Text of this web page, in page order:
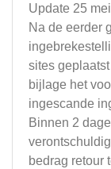
Update 25
Na de eerder
sites
bijlage het
ingescande
Binnen 2
bedrag retour